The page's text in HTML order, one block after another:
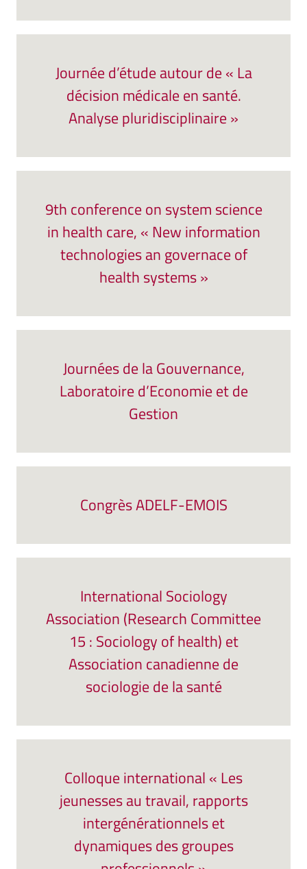
Journée d’étude autour de « La
décision médicale en santé.
Analyse pluridisciplinaire »
9th conference on system science
in health care, « New information
technologies an governace of
health systems »
Journées de la Gouvernance,
Laboratoire d’Economie et de
Gestion
Congrès ADELF-EMOIS
International Sociology
Association (Research Committee
15 : Sociology of health) et
Association canadienne de
sociologie de la santé
Colloque international « Les
jeunesses au travail, rapports
intergénérationnels et
dynamiques des groupes